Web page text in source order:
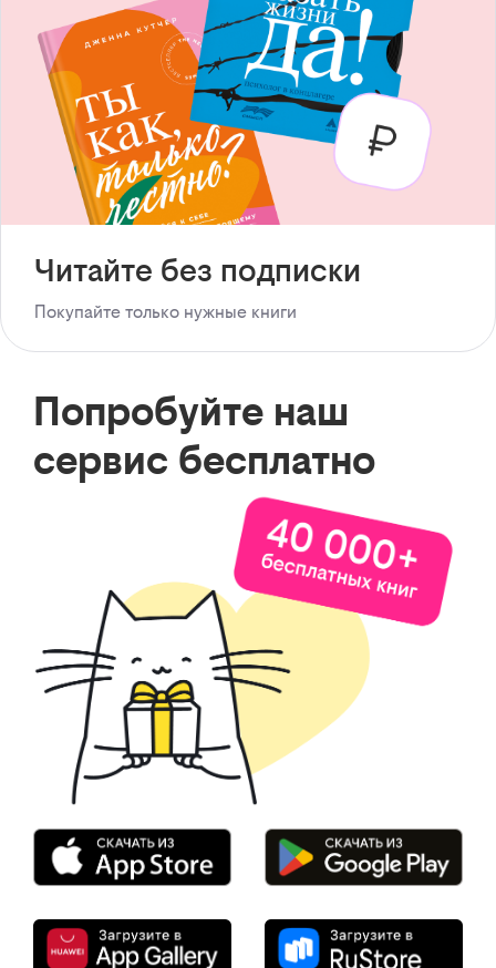
Читайте без подписки
Покупайте только нужные книги
Попробуйте наш
сервис бесплатно